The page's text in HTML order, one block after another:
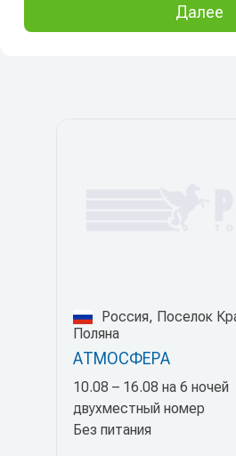
Далее
Россия, Поселок
Поляна
АТМОСФЕРА
10.08 – 16.08 на 6 ночей
двухместный номер
Без питания